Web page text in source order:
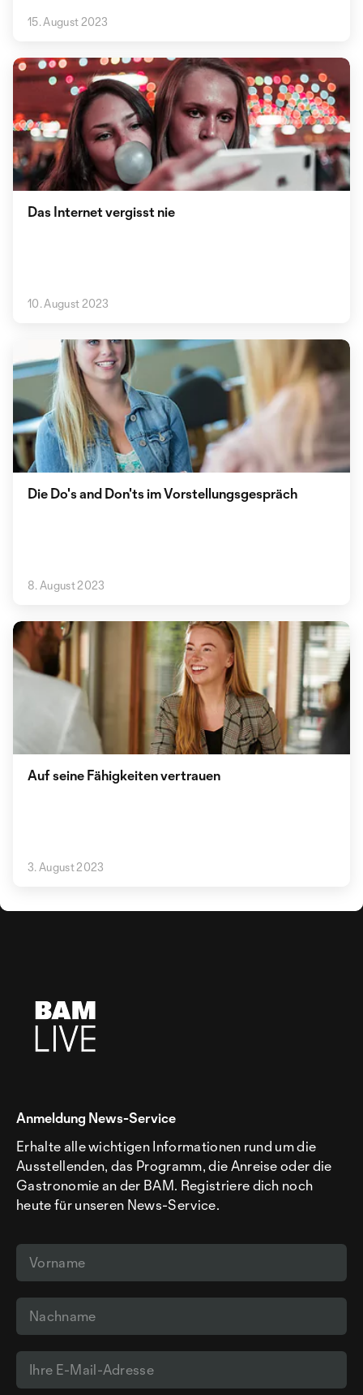
15. August 2023
Das Internet vergisst nie
10. August 2023
Die Do's and Don'ts im Vorstellungsgespräch
8. August 2023
Auf seine Fähigkeiten vertrauen
3. August 2023
Anmeldung News-Service
Erhalte alle wichtigen Informationen rund um die
Ausstellenden, das Programm, die Anreise oder die
Gastronomie an der BAM. Registriere dich noch
heute für unseren News-Service.